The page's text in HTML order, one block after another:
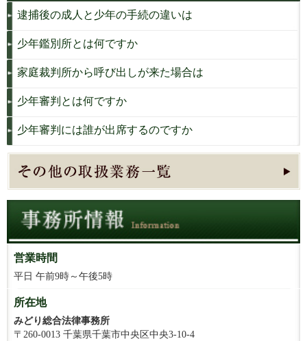
逮捕後の成人と少年の手続の違いは
少年鑑別所とは何ですか
家庭裁判所から呼び出しが来た場合は
少年審判とは何ですか
少年審判には誰が出席するのですか
営業時間
平日 午前9時～午後5時
所在地
みどり総合法律事務所
〒260-0013 千葉県千葉市中央区中央3-10-4